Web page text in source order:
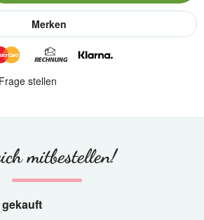
Merken
Frage stellen
mitbestellen!